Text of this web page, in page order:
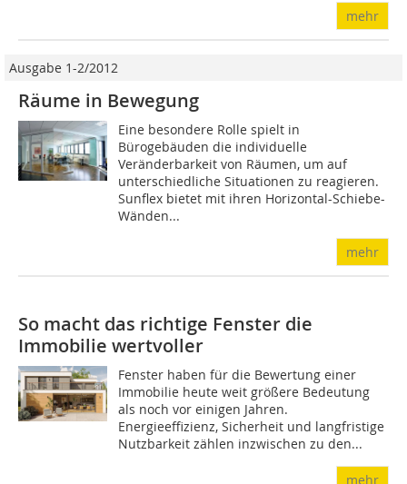
mehr
Ausgabe 1-2/2012
Räume in Bewegung
Eine besondere Rolle spielt in
Bürogebäuden die individuelle
Veränderbarkeit von Räumen, um auf
unterschiedliche Situationen zu reagieren.
Sunflex bietet mit ihren Horizontal-Schiebe-
Wänden...
mehr
So macht das richtige Fenster die
Immobilie wertvoller
Fenster haben für die Bewertung einer
Immobilie heute weit größere Bedeutung
als noch vor einigen Jahren.
Energieeffizienz, Sicherheit und langfristige
Nutzbarkeit zählen inzwischen zu den...
mehr